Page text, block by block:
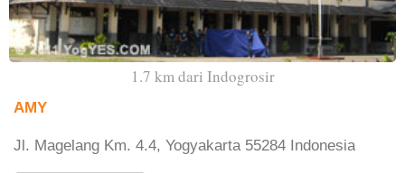
1.7 km dari Indogrosir
AMY
Jl. Magelang Km. 4.4, Yogyakarta 55284 Indonesia